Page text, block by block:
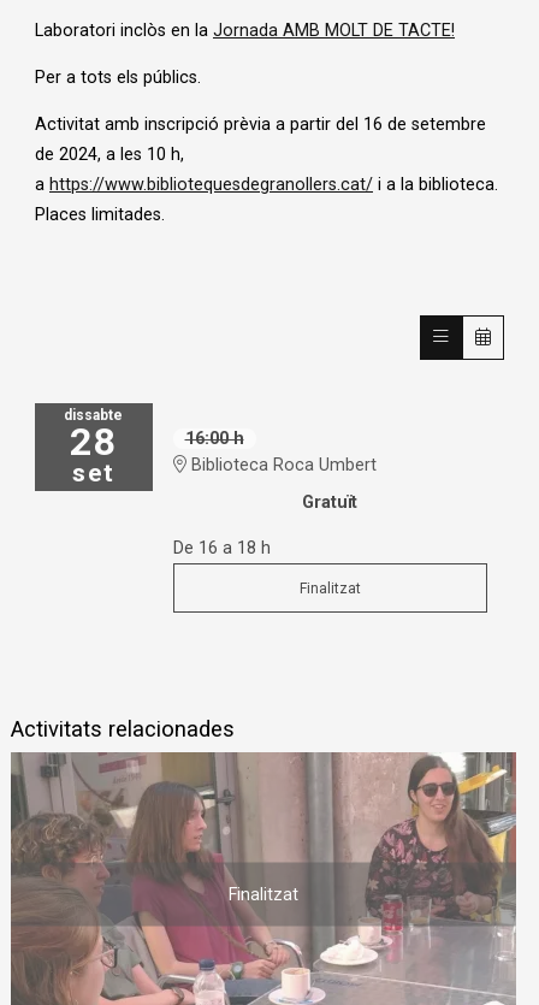
Laboratori inclòs en la Jornada AMB MOLT DE TACTE!
Per a tots els públics.
Activitat amb inscripció prèvia a partir del 16 de setembre
de 2024, a les 10 h,
a https://www.bibliotequesdegranollers.cat/ i a la biblioteca.
Places limitades.
dissabte
28
set
16:00 h
Biblioteca Roca Umbert
Gratuït
De 16 a 18 h
Finalitzat
Activitats relacionades
Finalitzat